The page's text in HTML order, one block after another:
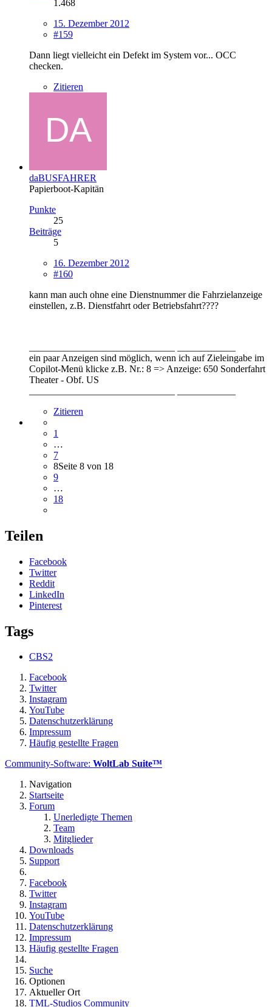
1.468
15. Dezember 2012
#159
Dann liegt vielleicht ein Defekt im System vor... OCC
checken.
Zitieren
daBUSFAHRER
Papierboot-Kapitän
Punkte
25
Beiträge
5
16. Dezember 2012
#160
kann man auch ohne eine Dienstnummer die Fahrzielanzeige
einstellen, z.B. Dienstfahrt oder Betriebsfahrt????
ein paar Anzeigen sind möglich, wenn ich auf Zieleingabe im
Copilot-Menü klicke z.B. Nr.: 8 => Anzeige: 650 Sonderfahrt
Theater - Obf. US
Zitieren
1
…
7
8Seite 8 von 18
9
…
18
Teilen
Facebook
Twitter
Reddit
LinkedIn
Pinterest
Tags
CBS2
Facebook
Twitter
Instagram
YouTube
Datenschutzerklärung
Impressum
Häufig gestellte Fragen
Community-Software: WoltLab Suite™
Navigation
Startseite
Forum
Unerledigte Themen
Team
Mitglieder
Downloads
Support
Facebook
Twitter
Instagram
YouTube
Datenschutzerklärung
Impressum
Häufig gestellte Fragen
Suche
Optionen
Aktueller Ort
TML-Studios Community